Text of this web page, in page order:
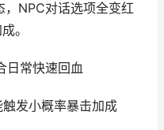
，NPC对话选项全变红
。
日常快速回血
发小概率暴击加成